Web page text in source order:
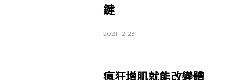
鍵
2021-12-23
瘋狂增肌就能改變體